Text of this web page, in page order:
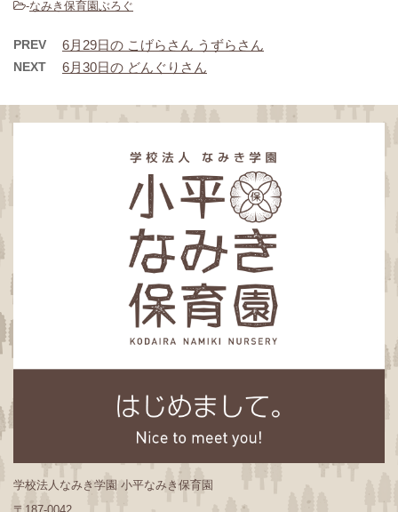
-なみき保育園ぶろぐ
PREV 6月29日の こげらさん うずらさん
NEXT 6月30日の どんぐりさん
学校法人なみき学園 小平なみき保育園